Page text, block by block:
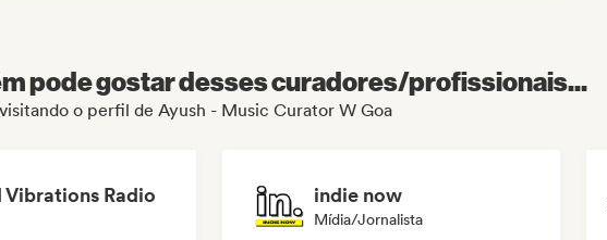
pode gostar desses curadores/profissionais...
o perfil de Ayush - Music Curator W Goa
Vibrations Radio indie now
Mídia/Jornalista